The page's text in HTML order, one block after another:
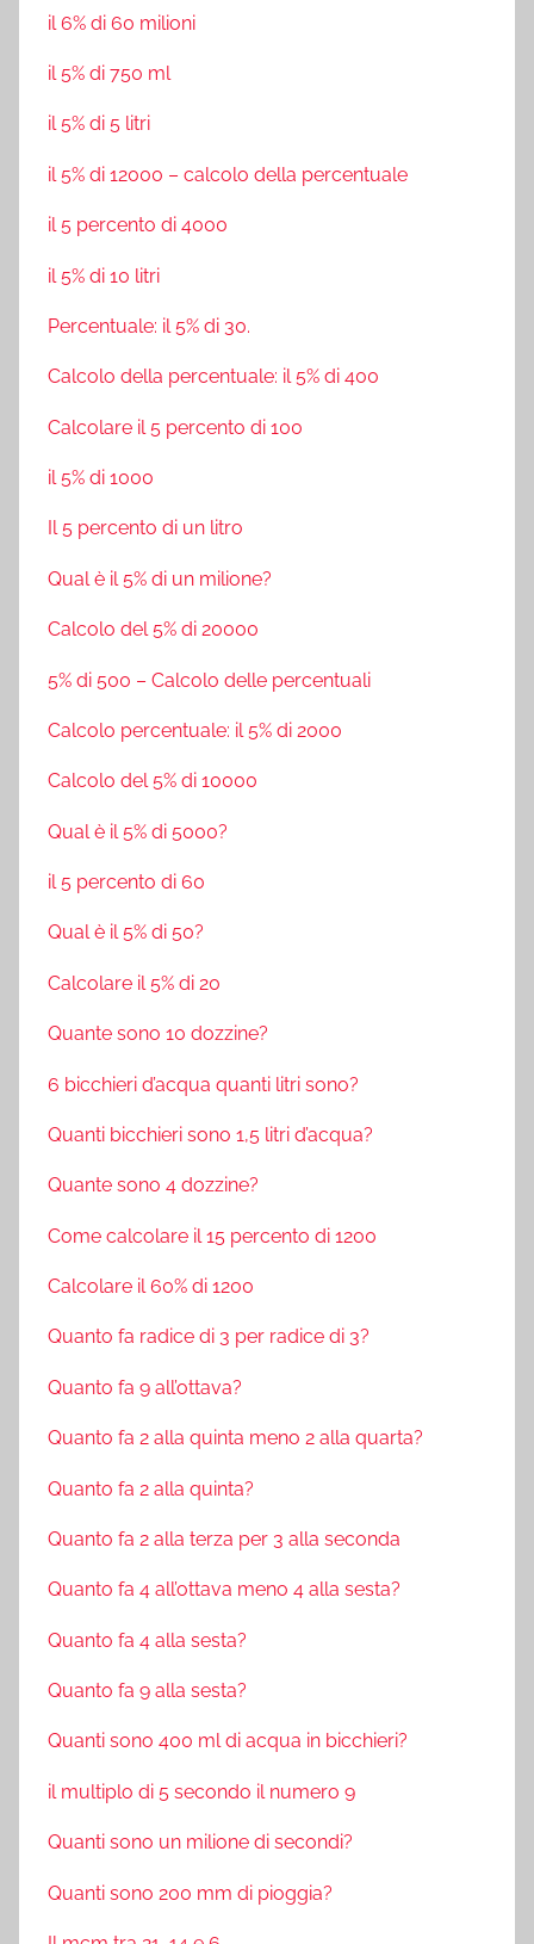
il 6% di 60 milioni
il 5% di 750 ml
il 5% di 5 litri
il 5% di 12000 – calcolo della percentuale
il 5 percento di 4000
il 5% di 10 litri
Percentuale: il 5% di 30.
Calcolo della percentuale: il 5% di 400
Calcolare il 5 percento di 100
il 5% di 1000
Il 5 percento di un litro
Qual è il 5% di un milione?
Calcolo del 5% di 20000
5% di 500 – Calcolo delle percentuali
Calcolo percentuale: il 5% di 2000
Calcolo del 5% di 10000
Qual è il 5% di 5000?
il 5 percento di 60
Qual è il 5% di 50?
Calcolare il 5% di 20
Quante sono 10 dozzine?
6 bicchieri d’acqua quanti litri sono?
Quanti bicchieri sono 1,5 litri d’acqua?
Quante sono 4 dozzine?
Come calcolare il 15 percento di 1200
Calcolare il 60% di 1200
Quanto fa radice di 3 per radice di 3?
Quanto fa 9 all’ottava?
Quanto fa 2 alla quinta meno 2 alla quarta?
Quanto fa 2 alla quinta?
Quanto fa 2 alla terza per 3 alla seconda
Quanto fa 4 all’ottava meno 4 alla sesta?
Quanto fa 4 alla sesta?
Quanto fa 9 alla sesta?
Quanti sono 400 ml di acqua in bicchieri?
il multiplo di 5 secondo il numero 9
Quanti sono un milione di secondi?
Quanti sono 200 mm di pioggia?